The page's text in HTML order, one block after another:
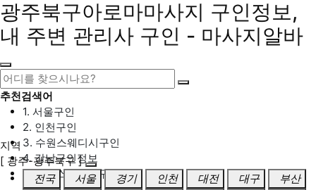
광주북구아로마마사지 구인정보,
내 주변 관리사 구인 - 마사지알바
추천검색어
1. 서울구인
2. 인천구인
3. 수원스웨디시구인
4. 강남구인정보
5. 동탄스웨디시구인
지역
[ 광주-광주북구 ]
전국
서울 경기 인천 대전 대구
부산